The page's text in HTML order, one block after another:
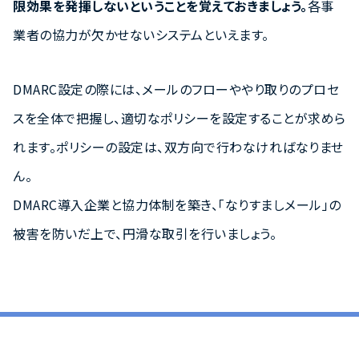
限効果を発揮しないということを覚えておきましょう。各事
業者の協力が欠かせないシステムといえます。
DMARC設定の際には、メールのフローややり取りのプロセ
スを全体で把握し、適切なポリシーを設定することが求めら
れます。ポリシーの設定は、双方向で行わなければなりませ
ん。
DMARC導入企業と協力体制を築き、「なりすましメール」の
被害を防いだ上で、円滑な取引を行いましょう。